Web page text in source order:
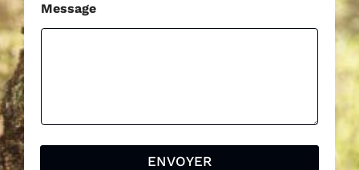
Message
ENVOYER